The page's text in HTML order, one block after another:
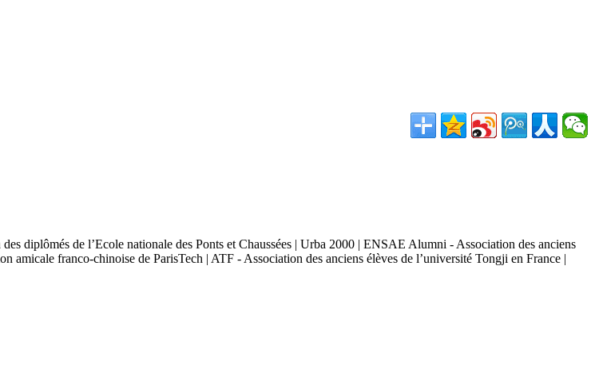
diplômés de l’Ecole nationale des Ponts et Chaussées | Urba 2000 | ENSAE Alumni - Association des anciens
franco-chinoise de ParisTech | ATF - Association des anciens élèves de l’université Tongji en France |